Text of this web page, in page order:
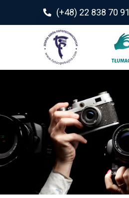
(+48) 22 838 70 91